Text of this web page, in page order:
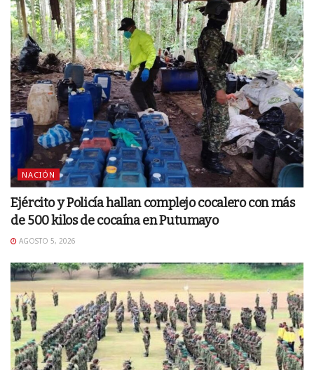
NACIÓN
Ejército y Policía hallan complejo cocalero con más
de 500 kilos de cocaína en Putumayo
AGOSTO 5, 2026